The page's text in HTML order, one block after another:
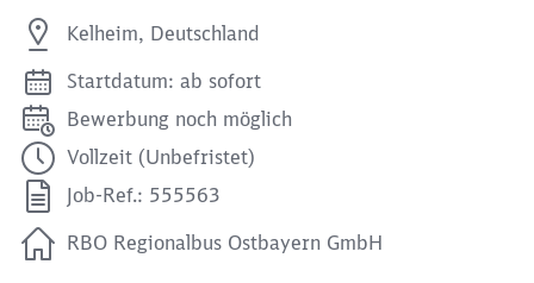
Kelheim, Deutschland
Startdatum: ab sofort
Bewerbung noch möglich
Vollzeit (Unbefristet)
Job-Ref.: 555563
RBO Regionalbus Ostbayern GmbH